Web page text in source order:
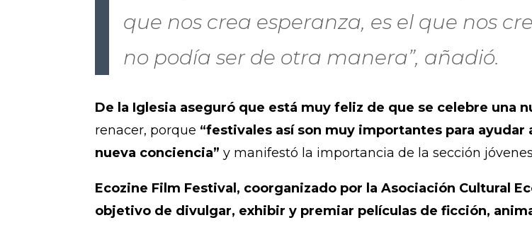
que nos crea esperanza, es el que nos
no podía ser de otra manera”, añadió.
De la Iglesia aseguró que está muy feliz de que se celebre una
renacer, porque “festivales así son muy importantes para
nueva conciencia” y manifestó la importancia de la sección
Ecozine Film Festival, coorganizado por la Asociación Cultural
objetivo de divulgar, exhibir y premiar películas de ficción,